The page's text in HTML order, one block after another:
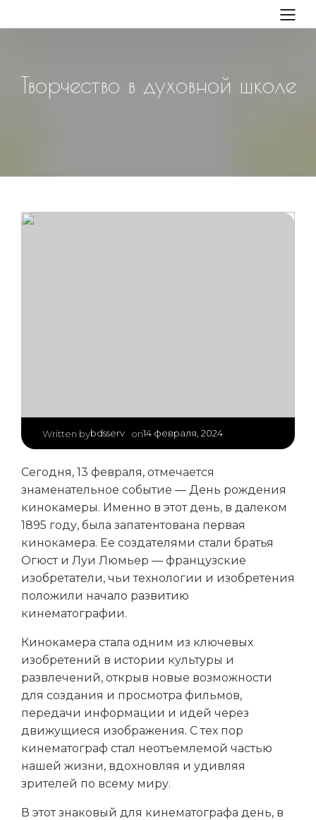
Творчество в духовной школе
Written bybdsserv on14 февраля, 2024
Сегодня, 13 февраля, отмечается
знаменательное событие — День рождения
кинокамеры. Именно в этот день, в далеком
1895 году, была запатентована первая
кинокамера. Ее создателями стали братья
Огюст и Луи Люмьер — французские
изобретатели, чьи технологии и изобретения
положили начало развитию
кинематографии.
Кинокамера стала одним из ключевых
изобретений в истории культуры и
развлечений, открыв новые возможности
для создания и просмотра фильмов,
передачи информации и идей через
движущиеся изображения. С тех пор
кинематограф стал неотъемлемой частью
нашей жизни, вдохновляя и удивляя
зрителей по всему миру.
В этот знаковый для кинематографа день, в